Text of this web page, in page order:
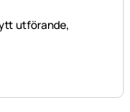
utförande,